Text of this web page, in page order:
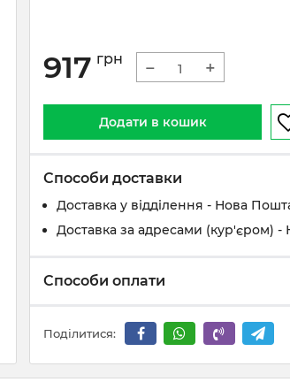
917 грн − +
Додати в кошик
Способи доставки
Доставка у відділення - Нова
Доставка за адресами (кур'єром)
Способи оплати
Поділитися: